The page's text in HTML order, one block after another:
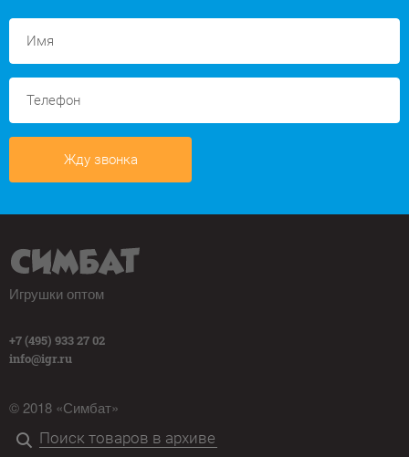
Жду звонка
Игрушки оптом
+7 (495) 933 27 02
info@igr.ru
© 2018 «Симбат»